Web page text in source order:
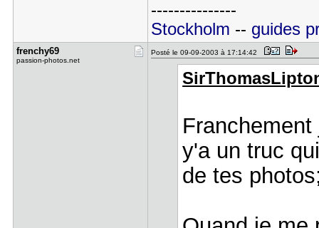
---------------
Stockholm -- guides
frenchy69
passion-photos.net
Posté le 09-09-2003 à 17:14:42
y'a un truc
de tes